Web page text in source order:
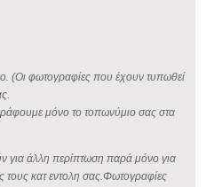
(Οι φωτογραφίες που έχουν τυπωθεί
μόνο το τοπωνύμιο σας στα
για άλλη περίπτωση παρά μόνο για
τους κατ εντολη σας.Φωτογραφίες